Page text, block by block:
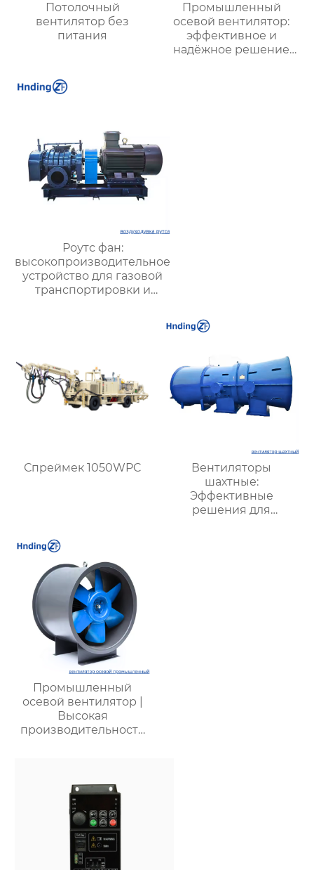
Потолочный
вентилятор без
питания
Промышленный
осевой вентилятор:
эффективное и
надёжное решение
Роутс фан:
высокопроизводительное
устройство для газовой
транспортировки и
Спреймек 1050WPC
Вентиляторы
шахтные:
Эффективные
решения для
Промышленный
осевой вентилятор |
Высокая
производительность
системы вентиляции